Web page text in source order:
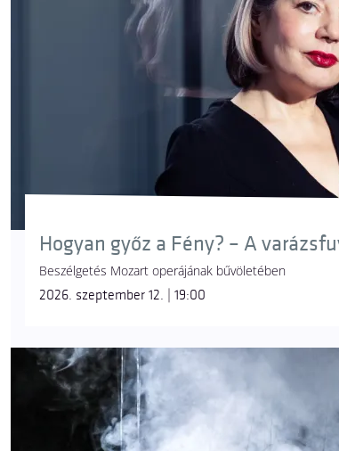
Hogyan győz a Fény? – A
Beszélgetés Mozart operájának bűvöletében
2026. szeptember 12. | 19:00